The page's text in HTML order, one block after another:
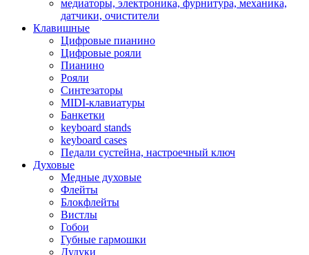
медиаторы, электроника, фурнитура, механика,
датчики, очистители
Клавишные
Цифровые пианино
Цифровые рояли
Пианино
Рояли
Синтезаторы
MIDI-клавиатуры
Банкетки
keyboard stands
keyboard cases
Педали сустейна, настроечный ключ
Духовые
Медные духовые
Флейты
Блокфлейты
Вистлы
Гобои
Губные гармошки
Дудуки